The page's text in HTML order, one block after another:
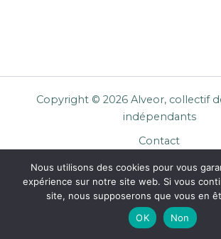
Copyright © 2026 Alveor, collectif
indépendants
Contact
Mentions légales
Confidentialité
CGU Entreprises
Nous utilisons des cookies pour vous
expérience sur notre site web. Si vous
site, nous supposerons que vous en
OK
Non